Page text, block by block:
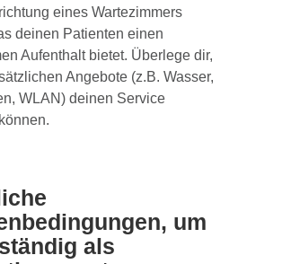
eines Wartezimmers
deinen Patienten einen
Aufenthalt bietet. Überlege dir,
Angebote (z.B. Wasser,
WLAN) deinen Service
um
als